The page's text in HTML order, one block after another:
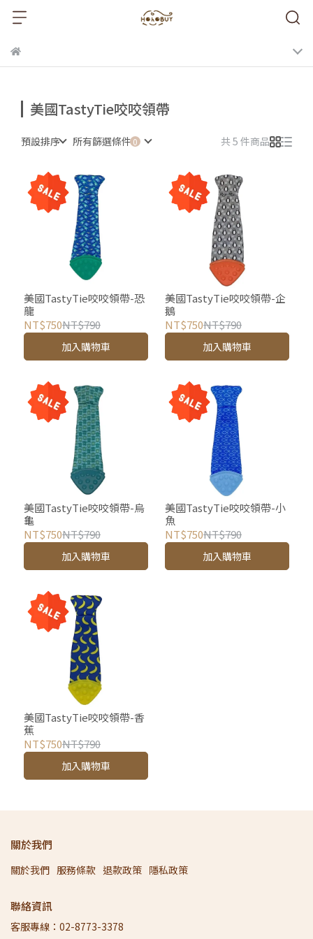
美國TastyTie咬咬領帶
預設排序 所有篩選條件 共 5 件商品
美國TastyTie咬咬領帶-恐
龍
NT$750NT$790
加入購物車
美國TastyTie咬咬領帶-企
鵝
NT$750NT$790
加入購物車
美國TastyTie咬咬領帶-烏
龜
NT$750NT$790
加入購物車
美國TastyTie咬咬領帶-小
魚
NT$750NT$790
加入購物車
美國TastyTie咬咬領帶-香
蕉
NT$750NT$790
加入購物車
關於我們
關於我們 服務條款 退款政策 隱私政策
聯絡資訊
客服專線：02-8773-3378